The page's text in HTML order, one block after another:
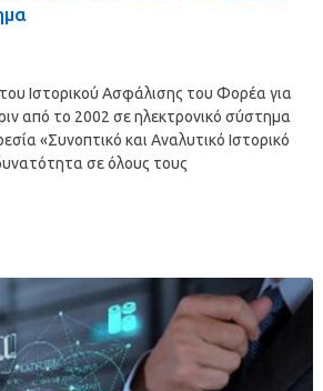
Ιστορικού Ασφάλισης του Φορέα για
από το 2002 σε ηλεκτρονικό σύστημα
«Συνοπτικό και Αναλυτικό Ιστορικό
σε όλους τους